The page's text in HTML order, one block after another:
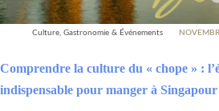
Culture, Gastronomie & Événements
Comprendre la culture du « chope » :
indispensable pour manger à Singapour